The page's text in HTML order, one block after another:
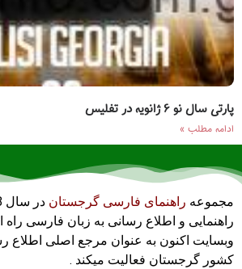
پارتی سال نو ۶ ژانویه در تفلیس
ادامه مطلب »
مجموعه راهنمای فارسی گرجستان
راهنمایی و اطلاع رسانی به زبان فارسی راه
وبسایت اکنون به عنوان مرجع اصلی اطلاع
کشور گرجستان فعالیت میکند .